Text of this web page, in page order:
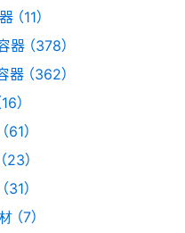
11）
（378）
（362）
）
）
）
）
（7）